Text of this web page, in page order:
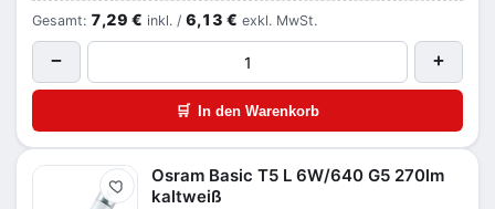
Gesamt: 7,29 € inkl. / 6,13 € exkl. MwSt.
− +
🛒 In den Warenkorb
Merken
Osram Basic T5 L 6W/640 G5 270lm
kaltweiß